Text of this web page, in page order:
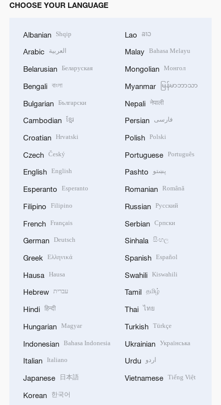
CHOOSE YOUR LANGUAGE
Albanian Shqip
Arabic العربية
Belarusian Беларуская
Bengali বাংলা
Bulgarian Български
Cambodian ខ្មែរ
Croatian Hrvatski
Czech Český
English English
Esperanto Esperanto
Filipino Filipino
French Français
German Deutsch
Greek Ελληνικά
Hausa Hausa
Hebrew עברית
Hindi हिन्दी
Hungarian Magyar
Indonesian Bahasa Indonesia
Italian Italiano
Japanese 日本語
Korean 한국어
Lao ລາວ
Malay Bahasa Melayu
Mongolian Монгол
Myanmar မြန်မာဘာသာ
Nepali नेपाली
Persian فارسی
Polish Polski
Portuguese Português
Pashto پښتو
Romanian Română
Russian Русский
Serbian Српски
Sinhala සිංහල
Spanish Español
Swahili Kiswahili
Tamil தமிழ்
Thai ไทย
Turkish Türkçe
Ukrainian Українська
Urdu اردو
Vietnamese Tiếng Việt